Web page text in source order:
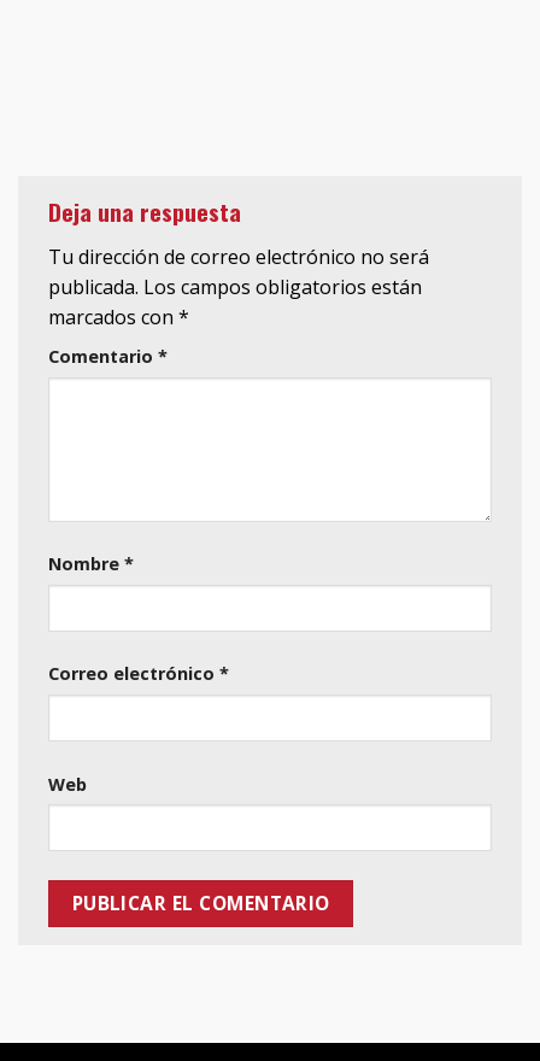
Deja una respuesta
Tu dirección de correo electrónico no será
publicada. Los campos obligatorios están
marcados con *
Comentario *
Nombre *
Correo electrónico *
Web